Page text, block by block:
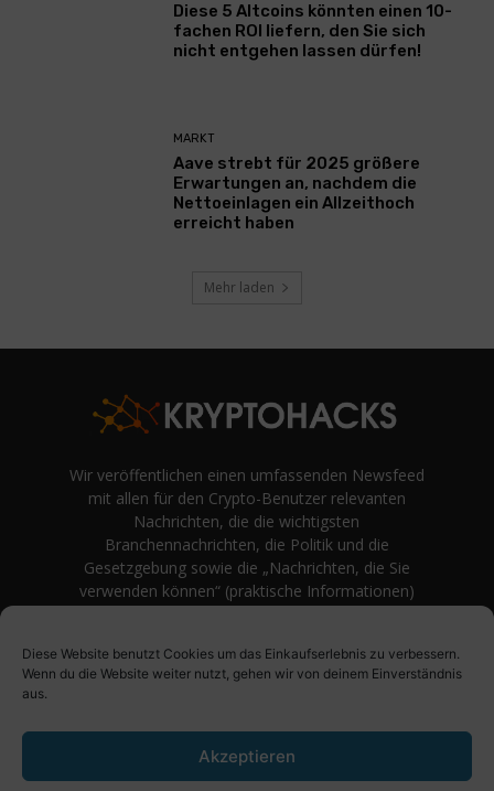
Diese Website benutzt Cookies um das Einkaufserlebnis zu verbessern.
Wenn du die Website weiter nutzt, gehen wir von deinem Einverständnis
aus.
Akzeptieren
Diese 5 Altcoins könnten einen 10-
fachen ROI liefern, den Sie sich
nicht entgehen lassen dürfen!
MARKT
Aave strebt für 2025 größere
Erwartungen an, nachdem die
Nettoeinlagen ein Allzeithoch
erreicht haben
Mehr laden
Wir veröffentlichen einen umfassenden Newsfeed
mit allen für den Crypto-Benutzer relevanten
Nachrichten, die die wichtigsten
Branchennachrichten, die Politik und die
Gesetzgebung sowie die „Nachrichten, die Sie
verwenden können“ (praktische Informationen)
Meinungen rund um Kryptowährung. Einfache
Logik und Beispiele aus der Praxis werden vor
bevorzugt.